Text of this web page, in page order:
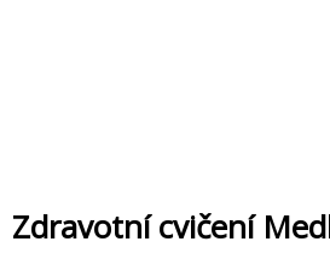
Zdravotní cvičení